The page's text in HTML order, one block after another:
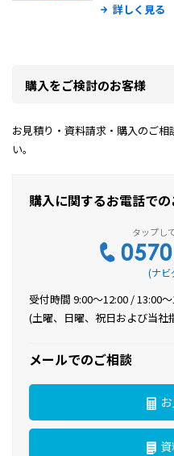
詳しく見る
購入をご検討のお客様
お見積り・資料請求・購入のご
い。
購入に関するお電話で
(ナビ
受付時間 9:00〜12:00 / 13:00
(土曜、日曜、祝日および当社
メールでのご相談